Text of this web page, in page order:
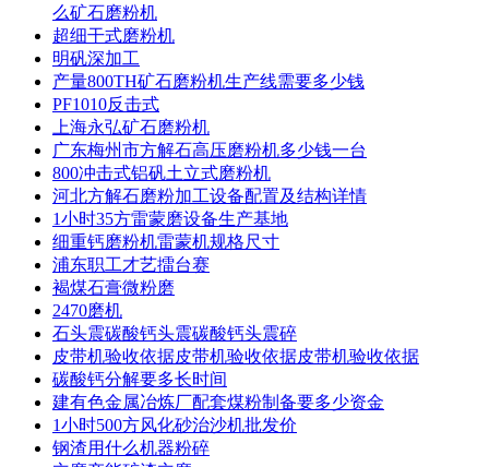
么矿石磨粉机
超细干式磨粉机
明矾深加工
产量800TH矿石磨粉机生产线需要多少钱
PF1010反击式
上海永弘矿石磨粉机
广东梅州市方解石高压磨粉机多少钱一台
800冲击式铝矾土立式磨粉机
河北方解石磨粉加工设备配置及结构详情
1小时35方雷蒙磨设备生产基地
细重钙磨粉机雷蒙机规格尺寸
浦东职工才艺擂台赛
褐煤石膏微粉磨
2470磨机
石头震碳酸钙头震碳酸钙头震碎
皮带机验收依据皮带机验收依据皮带机验收依据
碳酸钙分解要多长时间
建有色金属冶炼厂配套煤粉制备要多少资金
1小时500方风化砂治沙机批发价
钢渣用什么机器粉碎